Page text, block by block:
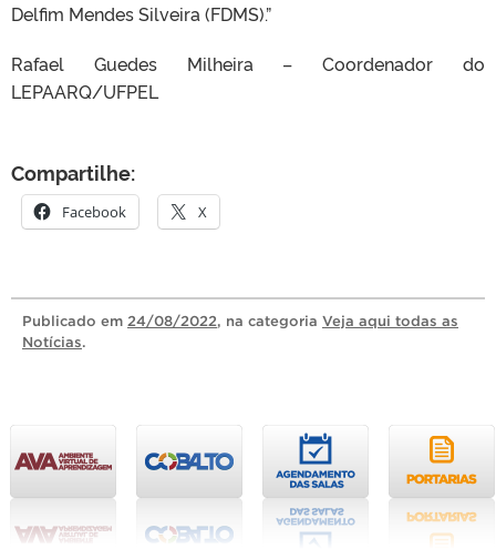
Delfim Mendes Silveira (FDMS).”
Rafael Guedes Milheira – Coordenador do
LEPAARQ/UFPEL
Compartilhe:
Facebook X
Publicado em 24/08/2022, na categoria Veja aqui todas as
Notícias.